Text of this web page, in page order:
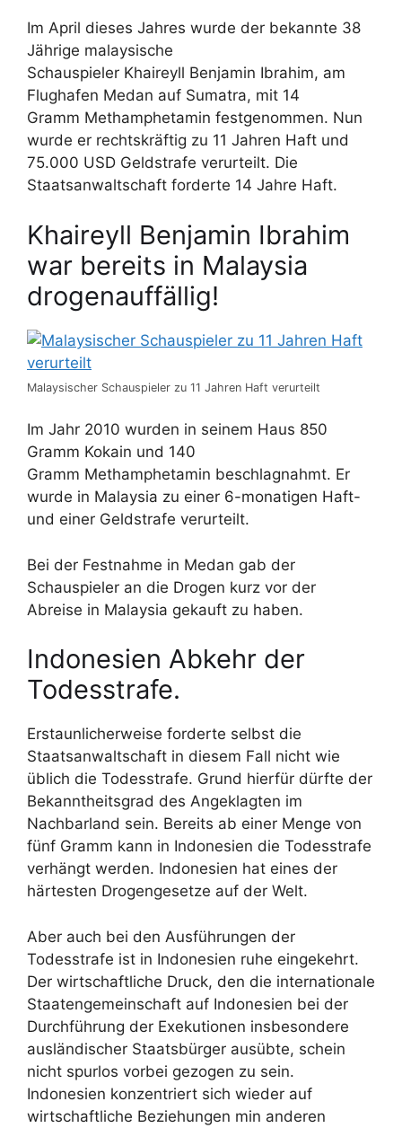
Im April dieses Jahres wurde der bekannte 38
Jährige malaysische
Schauspieler Khaireyll Benjamin Ibrahim, am
Flughafen Medan auf Sumatra, mit 14
Gramm Methamphetamin festgenommen. Nun
wurde er rechtskräftig zu 11 Jahren Haft und
75.000 USD Geldstrafe verurteilt. Die
Staatsanwaltschaft forderte 14 Jahre Haft.
Khaireyll Benjamin Ibrahim
war bereits in Malaysia
drogenauffällig!
Malaysischer Schauspieler zu 11 Jahren Haft verurteilt
Im Jahr 2010 wurden in seinem Haus 850
Gramm Kokain und 140
Gramm Methamphetamin beschlagnahmt. Er
wurde in Malaysia zu einer 6-monatigen Haft-
und einer Geldstrafe verurteilt.
Bei der Festnahme in Medan gab der
Schauspieler an die Drogen kurz vor der
Abreise in Malaysia gekauft zu haben.
Indonesien Abkehr der
Todesstrafe.
Erstaunlicherweise forderte selbst die
Staatsanwaltschaft in diesem Fall nicht wie
üblich die Todesstrafe. Grund hierfür dürfte der
Bekanntheitsgrad des Angeklagten im
Nachbarland sein. Bereits ab einer Menge von
fünf Gramm kann in Indonesien die Todesstrafe
verhängt werden. Indonesien hat eines der
härtesten Drogengesetze auf der Welt.
Aber auch bei den Ausführungen der
Todesstrafe ist in Indonesien ruhe eingekehrt.
Der wirtschaftliche Druck, den die internationale
Staatengemeinschaft auf Indonesien bei der
Durchführung der Exekutionen insbesondere
ausländischer Staatsbürger ausübte, schein
nicht spurlos vorbei gezogen zu sein.
Indonesien konzentriert sich wieder auf
wirtschaftliche Beziehungen min anderen